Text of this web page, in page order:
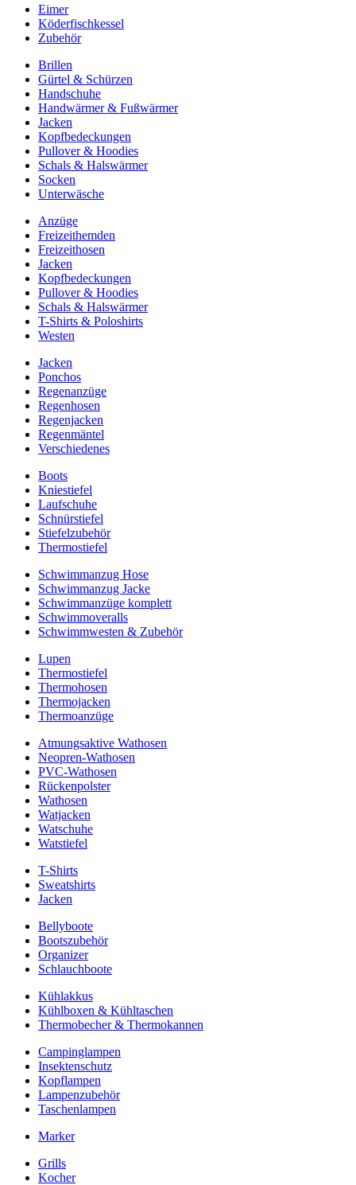
Eimer
Köderfischkessel
Zubehör
Brillen
Gürtel & Schürzen
Handschuhe
Handwärmer & Fußwärmer
Jacken
Kopfbedeckungen
Pullover & Hoodies
Schals & Halswärmer
Socken
Unterwäsche
Anzüge
Freizeithemden
Freizeithosen
Jacken
Kopfbedeckungen
Pullover & Hoodies
Schals & Halswärmer
T-Shirts & Poloshirts
Westen
Jacken
Ponchos
Regenanzüge
Regenhosen
Regenjacken
Regenmäntel
Verschiedenes
Boots
Kniestiefel
Laufschuhe
Schnürstiefel
Stiefelzubehör
Thermostiefel
Schwimmanzug Hose
Schwimmanzug Jacke
Schwimmanzüge komplett
Schwimmoveralls
Schwimmwesten & Zubehör
Lupen
Thermostiefel
Thermohosen
Thermojacken
Thermoanzüge
Atmungsaktive Wathosen
Neopren-Wathosen
PVC-Wathosen
Rückenpolster
Wathosen
Watjacken
Watschuhe
Watstiefel
T-Shirts
Sweatshirts
Jacken
Bellyboote
Bootszubehör
Organizer
Schlauchboote
Kühlakkus
Kühlboxen & Kühltaschen
Thermobecher & Thermokannen
Campinglampen
Insektenschutz
Kopflampen
Lampenzubehör
Taschenlampen
Marker
Grills
Kocher